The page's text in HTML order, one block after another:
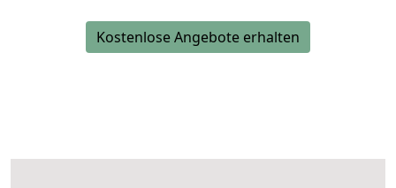
Kostenlose Angebote erhalten